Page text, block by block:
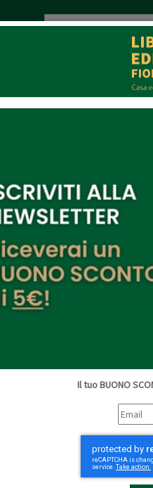
Il tuo BUONO
- agenzia
wordpress.com/post/
È la
€